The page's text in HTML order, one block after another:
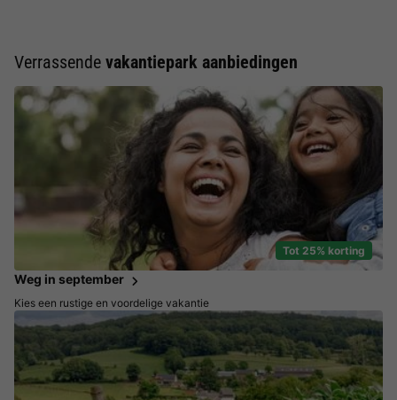
Verrassende vakantiepark aanbiedingen
Tot 25% korting
Weg in september
Kies een rustige en voordelige vakantie